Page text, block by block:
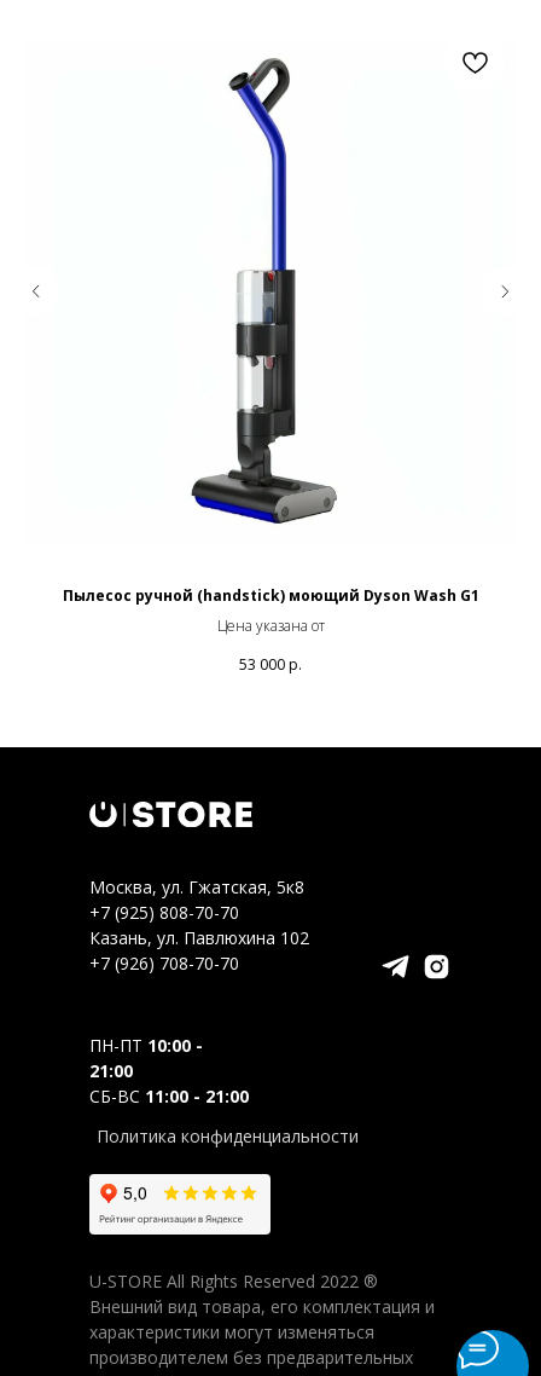
Пылесос ручной (handstick) моющий Dyson Wash G1
Цена указана от
53 000р.
Москва, ул. Гжатская, 5к8
+7 (925) 808-70-70
Казань, ул. Павлюхина 102
+7 (926) 708-70-70
ПН-ПТ 10:00 -
21:00
СБ-ВС 11:00 - 21:00
U-STORE All Rights Reserved 2022 ®
Внешний вид товара, его комплектация и
характеристики могут изменяться
производителем без предварительных
Политика конфиденциальности